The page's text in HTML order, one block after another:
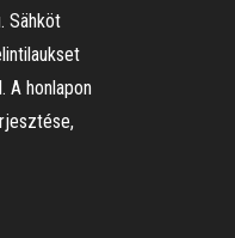
Sähköt
A honlapon